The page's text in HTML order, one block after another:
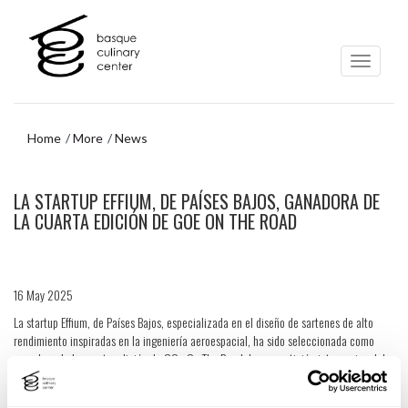
navigation
Home More News
navigation
menu
LA STARTUP EFFIUM, DE PAÍSES BAJOS, GANADORA DE
LA CUARTA EDICIÓN DE GOE ON THE ROAD
16 May 2025
La startup Effium, de Países Bajos, especializada en el diseño de sartenes de alto
rendimiento inspiradas en la ingeniería aeroespacial, ha sido seleccionada como
ganadora de la cuarta edición de GOe On The Road, la competición internacional de
emprendimiento foodtech enmarcada en GOe-Gastronomy Open Ecosystem. Esta
iniciativa itinerante en formato roadshow ha recorrido ciudades como Copenhague,